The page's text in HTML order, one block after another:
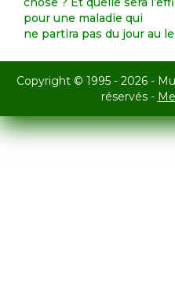
pour une maladie qui
ne partira pas du jour au
Copyright © 1995 - 2026 -
réservés -